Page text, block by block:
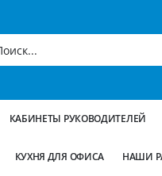
КАБИНЕТЫ РУКОВОДИТЕЛЕЙ
КУХНЯ ДЛЯ ОФИСА НАШИ